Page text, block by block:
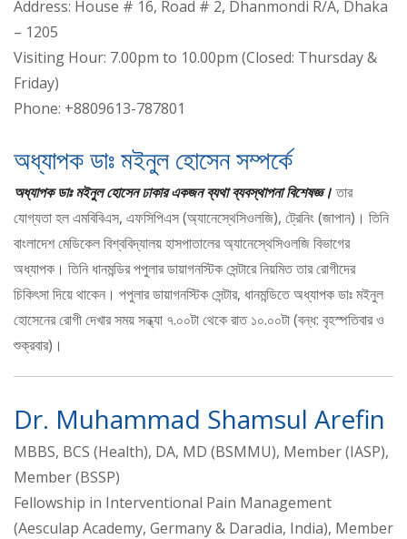
Address: House # 16, Road # 2, Dhanmondi R/A, Dhaka
– 1205
Visiting Hour: 7.00pm to 10.00pm (Closed: Thursday &
Friday)
Phone: +8809613-787801
অধ্যাপক ডাঃ মইনুল হোসেন সম্পর্কে
অধ্যাপক ডাঃ মইনুল হোসেন ঢাকার একজন ব্যথা ব্যবস্থাপনা বিশেষজ্ঞ।তার
যোগ্যতা হল এমবিবিএস, এফসিপিএস (অ্যানেস্থেসিওলজি), ট্রেনিং (জাপান)। তিনি
বাংলাদেশ মেডিকেল বিশ্ববিদ্যালয় হাসপাতালের অ্যানেস্থেসিওলজি বিভাগের
অধ্যাপক। তিনি ধানমন্ডির পপুলার ডায়াগনস্টিক সেন্টারে নিয়মিত তার রোগীদের
চিকিৎসা দিয়ে থাকেন। পপুলার ডায়াগনস্টিক সেন্টার, ধানমন্ডিতে অধ্যাপক ডাঃ মইনুল
হোসেনের রোগী দেখার সময় সন্ধ্যা ৭.০০টা থেকে রাত ১০.০০টা (বন্ধ: বৃহস্পতিবার ও
শুক্রবার)।
Dr. Muhammad Shamsul Arefin
MBBS, BCS (Health), DA, MD (BSMMU), Member (IASP),
Member (BSSP)
Fellowship in Interventional Pain Management
(Aesculap Academy, Germany & Daradia, India), Member